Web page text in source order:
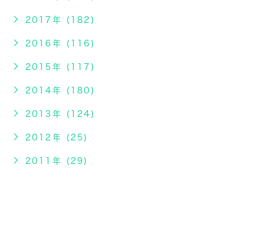
2017年 (182)
2016年 (116)
2015年 (117)
2014年 (180)
2013年 (124)
2012年 (25)
2011年 (29)